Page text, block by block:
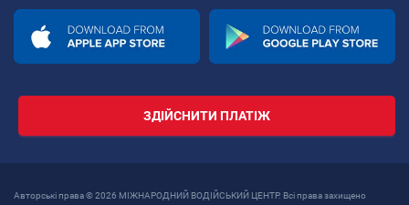
ЗДІЙСНИТИ ПЛАТІЖ
Авторські права © 2026 МІЖНАРОДНИЙ ВОДІЙСЬКИЙ ЦЕНТР. Всі права захищено